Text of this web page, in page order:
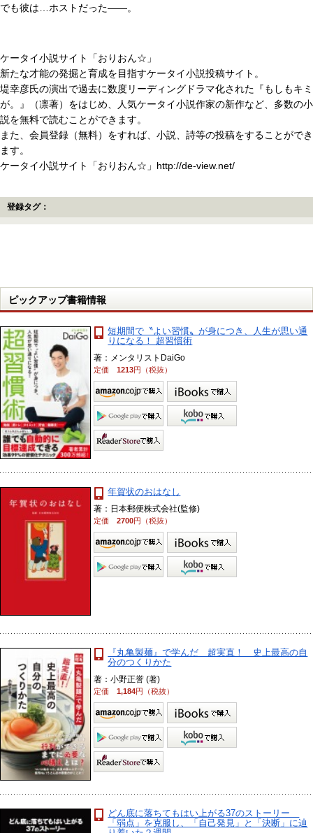
でも彼は…ホストだった――。
ケータイ小説サイト「おりおん☆」
新たな才能の発掘と育成を目指すケータイ小説投稿サイト。
堤幸彦氏の演出で過去に数度リーディングドラマ化された『もしもキミ
が。』（凛著）をはじめ、人気ケータイ小説作家の新作など、多数の小
説を無料で読むことができます。
また、会員登録（無料）をすれば、小説、詩等の投稿をすることができ
ます。
ケータイ小説サイト「おりおん☆」http://de-view.net/
登録タグ：
ピックアップ書籍情報
短期間で〝よい習慣〟が身につき、人生が思い通
りになる！ 超習慣術
著：メンタリストDaiGo
定価1213円（税抜）
年賀状のおはなし
著：日本郵便株式会社(監修)
定価2700円（税抜）
『丸亀製麺』で学んだ 超実直！ 史上最高の自
分のつくりかた
著：小野正誉 (著)
定価1,184円（税抜）
どん底に落ちてもはい上がる37のストーリー
「弱点」を克服し、「自己発見」と「決断」に辿